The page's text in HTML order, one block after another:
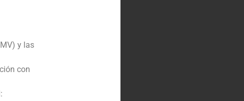
adquisición de Ambconsult,
sólidos.
y las
con